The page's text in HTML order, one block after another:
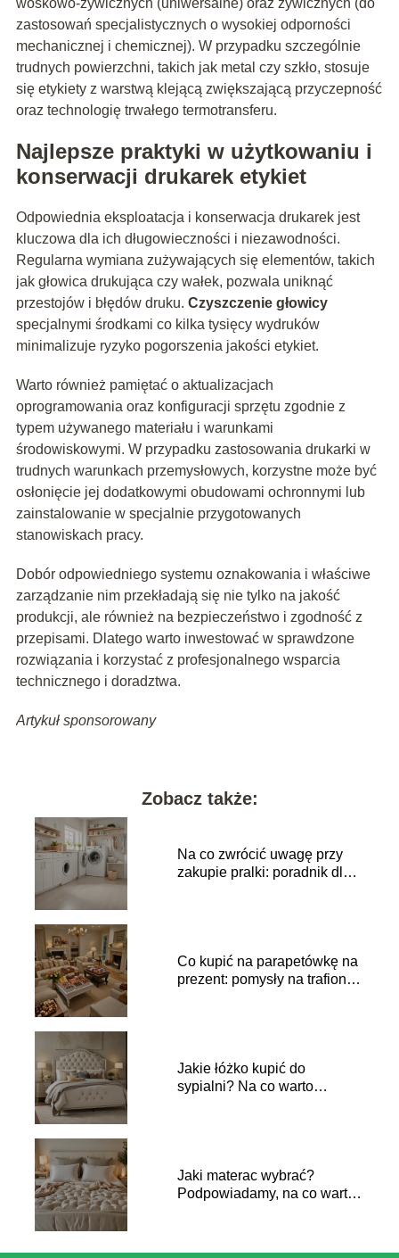
woskowo-żywicznych (uniwersalne) oraz żywicznych (do
zastosowań specjalistycznych o wysokiej odporności
mechanicznej i chemicznej). W przypadku szczególnie
trudnych powierzchni, takich jak metal czy szkło, stosuje
się etykiety z warstwą klejącą zwiększającą przyczepność
oraz technologię trwałego termotransferu.
Najlepsze praktyki w użytkowaniu i
konserwacji drukarek etykiet
Odpowiednia eksploatacja i konserwacja drukarek jest
kluczowa dla ich długowieczności i niezawodności.
Regularna wymiana zużywających się elementów, takich
jak głowica drukująca czy wałek, pozwala uniknąć
przestojów i błędów druku. Czyszczenie głowicy
specjalnymi środkami co kilka tysięcy wydruków
minimalizuje ryzyko pogorszenia jakości etykiet.
Warto również pamiętać o aktualizacjach
oprogramowania oraz konfiguracji sprzętu zgodnie z
typem używanego materiału i warunkami
środowiskowymi. W przypadku zastosowania drukarki w
trudnych warunkach przemysłowych, korzystne może być
osłonięcie jej dodatkowymi obudowami ochronnymi lub
zainstalowanie w specjalnie przygotowanych
stanowiskach pracy.
Dobór odpowiedniego systemu oznakowania i właściwe
zarządzanie nim przekładają się nie tylko na jakość
produkcji, ale również na bezpieczeństwo i zgodność z
przepisami. Dlatego warto inwestować w sprawdzone
rozwiązania i korzystać z profesjonalnego wsparcia
technicznego i doradztwa.
Artykuł sponsorowany
Zobacz także:
Na co zwrócić uwagę przy
zakupie pralki: poradnik dla
Co kupić na parapetówkę na
prezent: pomysły na trafione
Jakie łóżko kupić do
sypialni? Na co warto
Jaki materac wybrać?
Podpowiadamy, na co warto